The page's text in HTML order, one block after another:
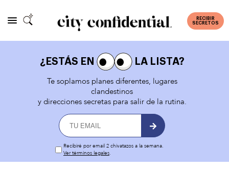
RECIBIR
SECRETOS
¿ESTÁS EN
LA LISTA?
Te soplamos planes diferentes, lugares
clandestinos
y direcciones secretas para salir de la rutina.
Recibiré por email 2 chivatazos a la semana.
Ver términos legales.